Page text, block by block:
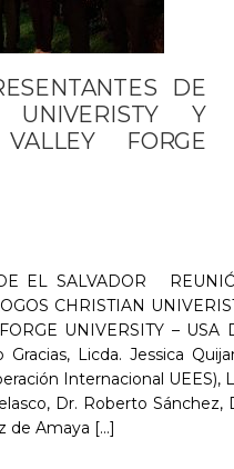
DE
UNIVERISTY Y
FORGE
EL SALVADOR
CHRISTIAN
UNIVERSITY – USA
Licda. Jessica
Internacional UEES),
Dr. Roberto Sánchez,
de Amaya [...]